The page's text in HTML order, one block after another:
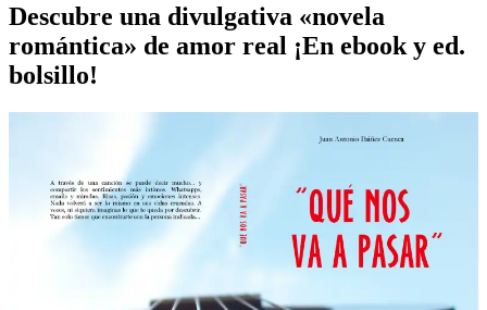
Descubre una divulgativa «novela
romántica» de amor real ¡En ebook y ed.
bolsillo!